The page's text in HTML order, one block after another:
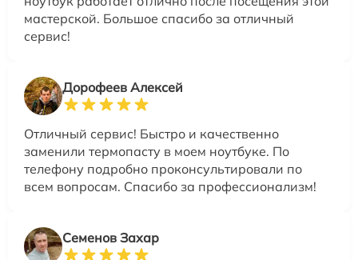
мастерской. Большое спасибо за отличный
сервис!
Дорофеев Алексей
Отличный сервис! Быстро и качественно
заменили термопасту в моем ноутбуке. По
телефону подробно проконсультировали по
всем вопросам. Спасибо за профессионализм!
Семенов Захар